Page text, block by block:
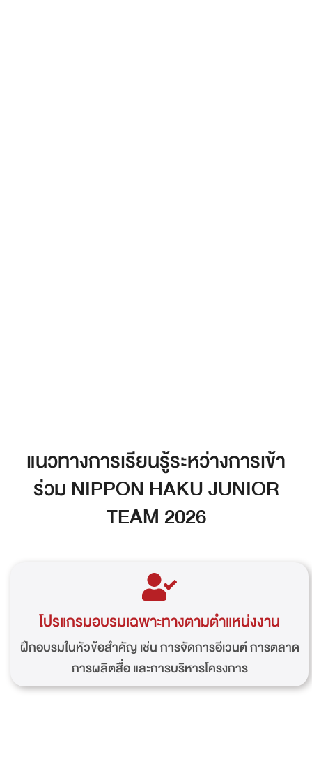
แนวทางการเรียนรู้ระหว่างการเข้า
ร่วม NIPPON HAKU JUNIOR
TEAM 2026
โปรแกรมอบรมเฉพาะทางตามตำแหน่งงาน
ฝึกอบรมในหัวข้อสำคัญ เช่น การจัดการอีเวนต์ การตลาด
การผลิตสื่อ และการบริหารโครงการ